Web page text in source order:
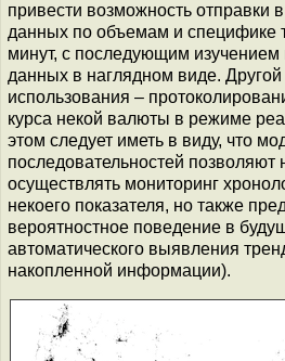
привести возможность отправки
данных по объемам и специфике
минут, с последующим изучением
данных в наглядном виде.
использования –
курса некой валюты в режиме
этом следует иметь в виду, что
последовательностей позволяют
осуществлять мониторинг
некоего показателя, но также
вероятностное поведение в
автоматического выявления
накопленной информации).